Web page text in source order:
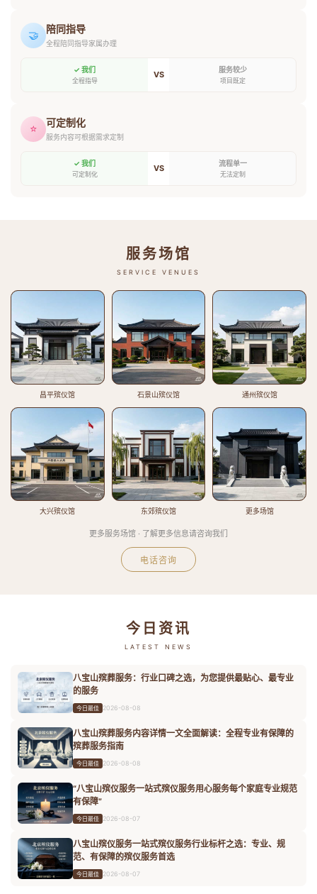
🤝 陪同指导
全程陪同指导家属办理
✓ 我们
全程指导
VS 服务较少
项目既定
⭐ 可定制化
服务内容可根据需求定制
✓ 我们
可定制化
VS 流程单一
无法定制
服务场馆
SERVICE VENUES
昌平殡仪馆 石景山殡仪馆 通州殡仪馆
大兴殡仪馆 东郊殡仪馆 更多场馆
更多服务场馆 · 了解更多信息请咨询我们
电话咨询
今日资讯
LATEST NEWS
八宝山殡葬服务：行业口碑之选，为您提供最贴心、最专业
的服务
今日最佳 2026-08-08
八宝山殡葬服务内容详情一文全面解读：全程专业有保障的
殡葬服务指南
今日最佳 2026-08-08
“八宝山殡仪服务一站式殡仪服务用心服务每个家庭专业规范
有保障”
今日最佳 2026-08-07
八宝山殡仪服务一站式殡仪服务行业标杆之选：专业、规
范、有保障的殡仪服务首选
今日最佳 2026-08-07